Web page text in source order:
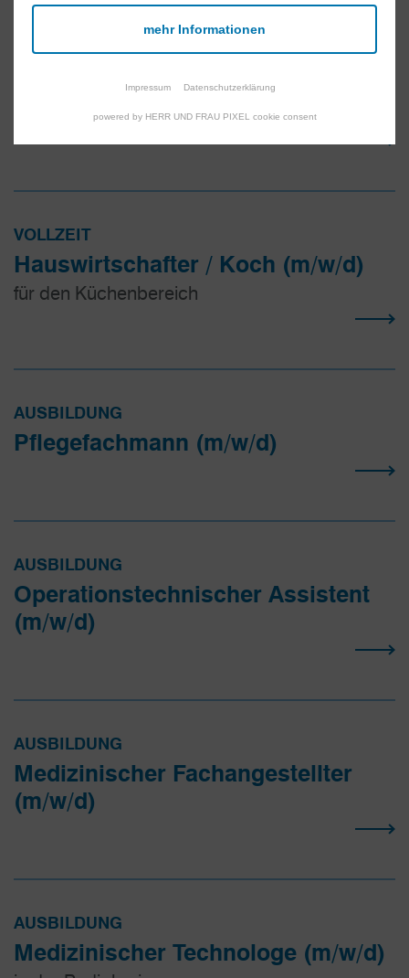
Mitarbeiter (m/w/d) für den
Servicebereich
einer internistischen Station
VOLLZEIT
Hauswirtschafter / Koch (m/w/d)
für den Küchenbereich
AUSBILDUNG
Pflegefach­mann (m/w/d)
AUSBILDUNG
Operations­­technischer Assistent
(m/w/d)
AUSBILDUNG
Medizinischer Fach­angestellter
(m/w/d)
AUSBILDUNG
Medizinischer Technologe (m/w/d)
mehr Informationen
Impressum Datenschutzerklärung
powered by HERR UND FRAU PIXEL cookie consent